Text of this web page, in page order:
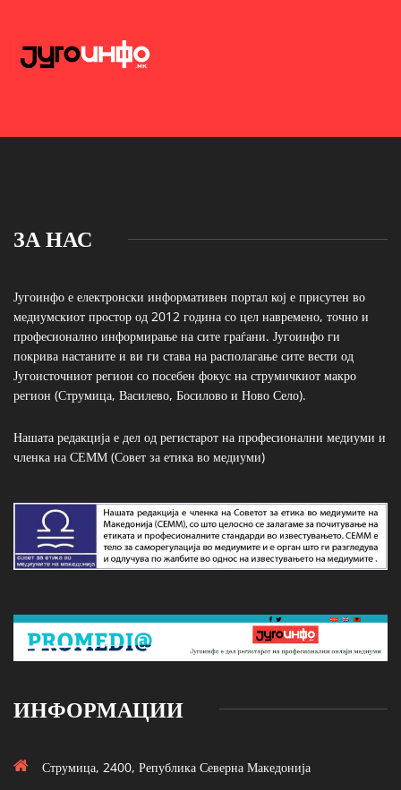
ЗА НАС
Југоинфо е електронски информативен портал кој е присутен во
медиумскиот простор од 2012 година со цел навремено, точно и
професионално информирање на сите граѓани. Југоинфо ги
покрива настаните и ви ги става на располагање сите вести од
Југоисточниот регион со посебен фокус на струмичкиот макро
регион (Струмица, Василево, Босилово и Ново Село).
Нашата редакција е дел од регистарот на професионални медиуми и
членка на СЕММ (Совет за етика во медиуми)
ИНФОРМАЦИИ
Струмица, 2400, Република Северна Македонија